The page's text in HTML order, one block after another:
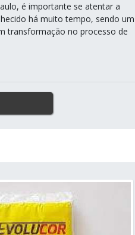
é importante se atentar a
há muito tempo, sendo um
transformação no processo de